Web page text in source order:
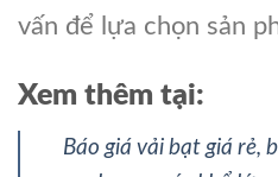
vấn để lựa chọn sản
Xem thêm tại:
Báo giá vải bạt giá rẻ,